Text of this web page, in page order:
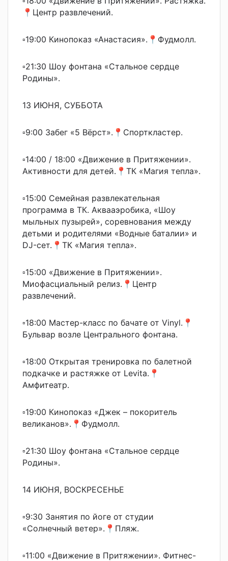
📍Центр развлечений.
▫19:00 Кинопоказ «Анастасия».📍Фудмолл.
▫21:30 Шоу фонтана «Стальное сердце
Родины».
13 ИЮНЯ, СУББОТА
▫9:00 Забег «5 Вёрст».📍Спорткластер.
▫14:00 / 18:00 «Движение в Притяжении».
Активности для детей.📍ТК «Магия тепла».
▫15:00 Семейная развлекательная
программа в ТК. Аквааэробика, «Шоу
мыльных пузырей», соревнования между
детьми и родителями «Водные баталии» и
DJ-сет.📍ТК «Магия тепла».
▫15:00 «Движение в Притяжении».
Миофасциальный релиз.📍Центр
развлечений.
▫18:00 Мастер-класс по бачате от Vinyl.📍
Бульвар возле Центрального фонтана.
▫18:00 Открытая тренировка по балетной
подкачке и растяжке от Levita.📍
Амфитеатр.
▫19:00 Кинопоказ «Джек – покоритель
великанов».📍Фудмолл.
▫21:30 Шоу фонтана «Стальное сердце
Родины».
14 ИЮНЯ, ВОСКРЕСЕНЬЕ
▫9:30 Занятия по йоге от студии
«Солнечный ветер».📍Пляж.
▫11:00 «Движение в Притяжении». Фитнес-